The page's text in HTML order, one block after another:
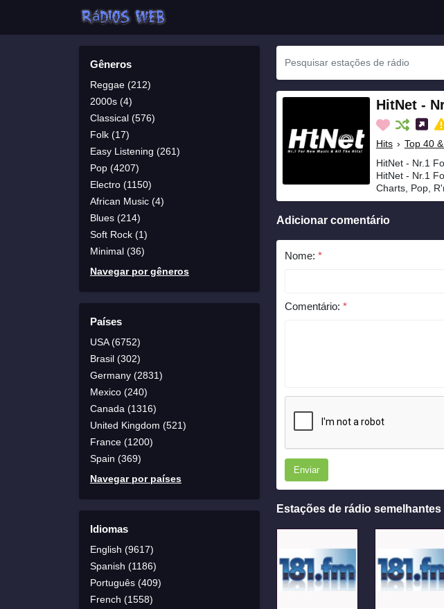
Gêneros
Reggae (212)
2000s (4)
Classical (576)
Folk (17)
Easy Listening (261)
Pop (4207)
Electro (1150)
African Music (4)
Blues (214)
Soft Rock (1)
Minimal (36)
Navegar por gêneros
Países
USA (6752)
Brasil (302)
Germany (2831)
Mexico (240)
Canada (1316)
United Kingdom (521)
France (1200)
Spain (369)
Navegar por países
Idiomas
English (9617)
Spanish (1186)
Português (409)
French (1558)
HitNet -
Hits › Top 40
HitNet - Nr.1
HitNet - Nr.1
Charts, Pop,
Adicionar comentário
Nome: *
Comentário: *
Enviar
Estações de rádio semelhantes